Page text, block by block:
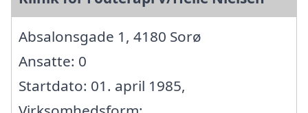
Absalonsgade 1, 4180 Sorø
Ansatte: 0
Startdato: 01. april 1985,